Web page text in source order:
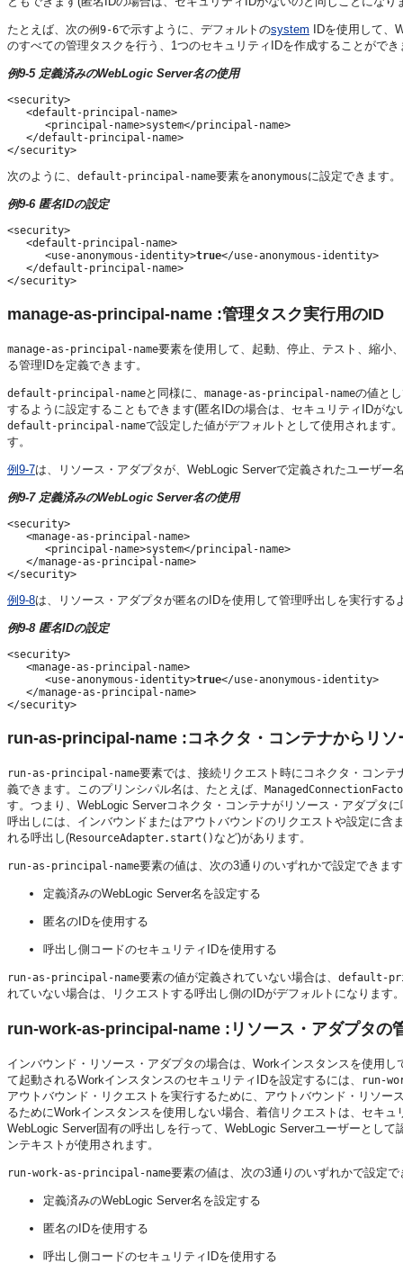
たとえば、次の例9-6で示すように、デフォルトのsystem IDを使用して、
のすべての管理タスクを行う、1つのセキュリティIDを作成することができ
例9-5 定義済みのWebLogic Server名の使用
<security>
   <default-principal-name>
      <principal-name>system</principal-name>
   </default-principal-name>
次のように、 default-principal-name要素をanonymousに設定できます。
例9-6 匿名IDの設定
<security>
   <default-principal-name>
      <use-anonymous-identity>
true</use-anonymous-identity>
   </default-principal-name>
</security>
manage-as-principal-name :管理タスク実行用のID
manage-as-principal-name要素を使用して、起動、停止、テスト、縮小
る管理IDを定義できます。
default-principal-nameと同様に、 manage-as-principal-nameの値と
するように設定することもできます(匿名IDの場合は、セキュリティIDがな
default-principal-nameで設定した値がデフォルトとして使用されます。
す。
例9-7は、リソース・アダプタが、WebLogic Serverで定義されたユーザー
例9-7 定義済みのWebLogic Server名の使用
<security>
   <manage-as-principal-name>
      <principal-name>system</principal-name>
   </manage-as-principal-name>
例9-8は、リソース・アダプタが匿名のIDを使用して管理呼出しを実行する
例9-8 匿名IDの設定
<security>
   <manage-as-principal-name>
      <use-anonymous-identity>
true</use-anonymous-identity>
   </manage-as-principal-name>
</security>
run-as-principal-name :コネクタ・コンテナからリソ
run-as-principal-name要素では、接続リクエスト時にコネクタ・コン
義できます。このプリンシパル名は、たとえば、
す。つまり、WebLogic Serverコネクタ・コンテナがリソース・アダプタ
呼出しには、インバウンドまたはアウトバウンドのリクエストや設定に
れる呼出し(ResourceAdapter.start() など)があります。
run-as-principal-name要素の値は、次の3通りのいずれかで設定できま
定義済みのWebLogic Server名を設定する
匿名のIDを使用する
呼出し側コードのセキュリティIDを使用する
run-as-principal-name要素の値が定義されていない場合は、 default-
れていない場合は、リクエストする呼出し側のIDがデフォルトになります
run-work-as-principal-name :リソース・アダプタの
インバウンド・リソース・アダプタの場合は、Workインスタンスを使用
て起動されるWorkインスタンスのセキュリティIDを設定するには、
run-
アウトバウンド・リクエストを実行するために、アウトバウンド・リソ
るためにWorkインスタンスを使用しない場合、着信リクエストは、セキ
WebLogic Server固有の呼出しを行って、WebLogic Serverユーザーとして
ンテキストが使用されます。
run-work-as-principal-name要素の値は、次の3通りのいずれかで設定で
定義済みのWebLogic Server名を設定する
匿名のIDを使用する
呼出し側コードのセキュリティIDを使用する